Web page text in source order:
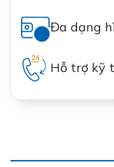
Đa dạng
Hỗ trợ kỹ